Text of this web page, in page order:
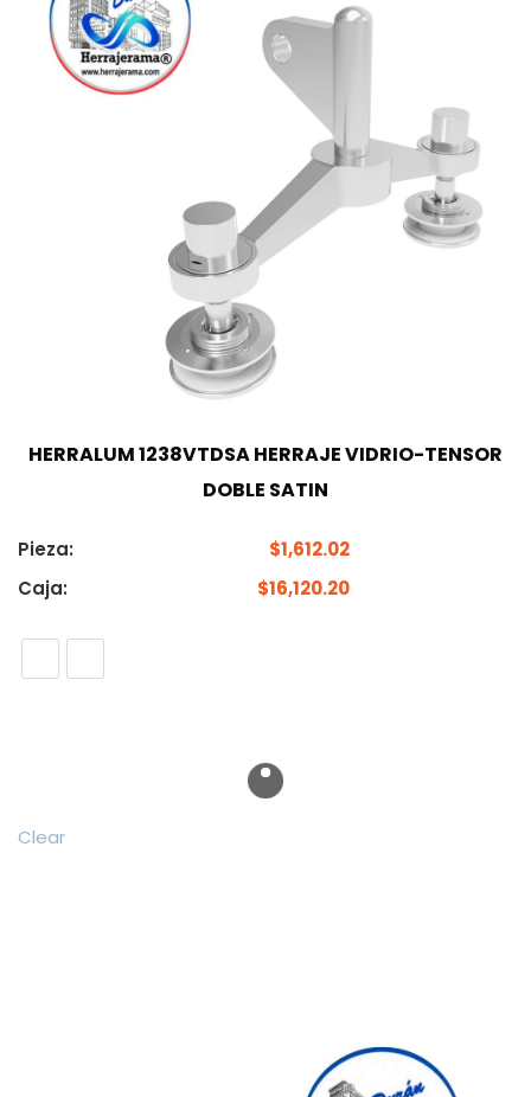
HERRALUM 1238VTDSA HERRAJE VIDRIO-TENSOR
DOBLE SATIN
Pieza: $1,612.02
Caja:
$16,120.20
Clear